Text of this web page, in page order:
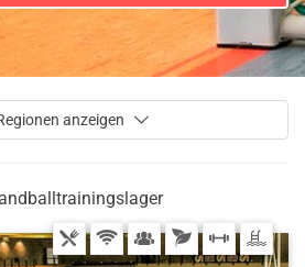
anzeigen